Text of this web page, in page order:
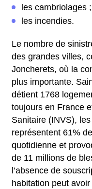
les cambriolages ;
les incendies.
Le nombre de
des grandes villes,
Joncherets, où la
plus importante.
détient 1768
toujours en France
Sanitaire (INVS),
représentent 61%
quotidienne et
de 11 millions de
l’absence de
habitation peut